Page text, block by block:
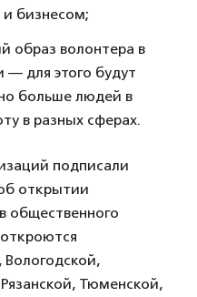
бизнесом;
образ волонтера в
— для этого будут
больше людей в
в разных сферах.
подписали
открытии
общественного
Вологодской,
Тюменской,